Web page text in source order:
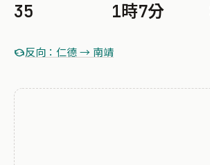
35 1時7分
反向：仁德 → 南靖